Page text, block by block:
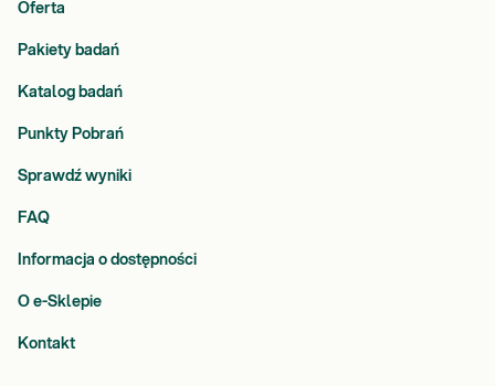
Oferta
Pakiety badań
Katalog badań
Punkty Pobrań
Sprawdź wyniki
FAQ
Informacja o dostępności
O e-Sklepie
Kontakt